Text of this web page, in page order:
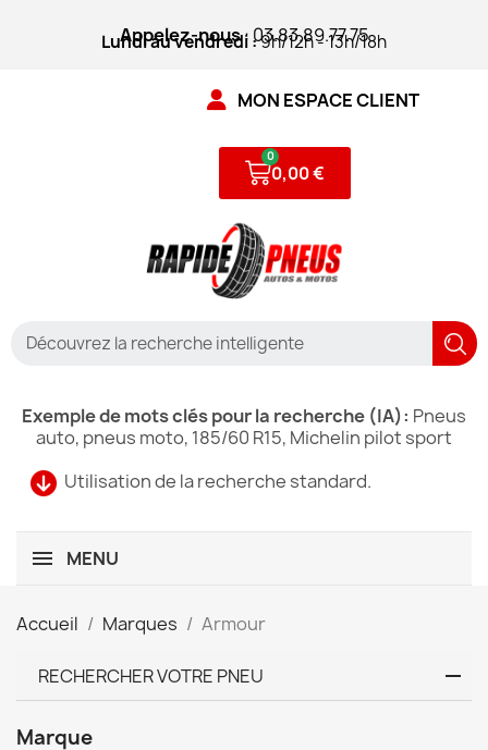
Appelez-nous: 03.83.89.77.75
Lundi au vendredi :9h/12h - 13h/18h
MON ESPACE CLIENT
0,00 €
Utilisation de la recherche standard.
Exemple de mots clés pour la recherche (IA): Pneus
auto, pneus moto, 185/60 R15, Michelin pilot sport
MENU
Accueil Marques Armour
RECHERCHER VOTRE PNEU
Marque